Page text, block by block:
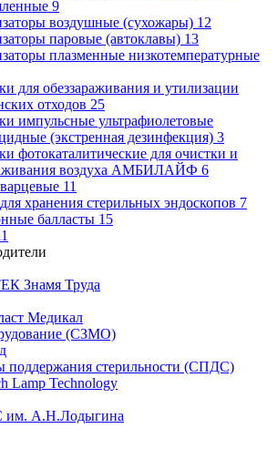
9
воздушные (сухожары) 12
паровые (автоклавы) 13
плазменные низкотемпературные
для обеззараживания и утилизации
отходов 25
импульсные ультрафиолетовые
(экстренная дезинфекция) 3
фотокаталитические для очистки и
воздуха АМБИЛАЙФ 6
11
хранения стерильных эндоскопов 7
балласты 15
Знамя Труда
Медикал
(СЗМО)
поддержания стерильности (СПДС)
Lamp Technology
А.Н.Лодыгина